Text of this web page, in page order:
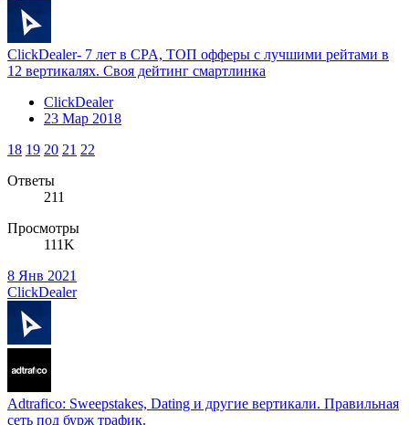
ClickDealer- 7 лет в CPA, ТОП офферы с лучшими рейтами в
12 вертикалях. Своя дейтинг смартлинка
ClickDealer
23 Мар 2018
18 19 20 21 22
Ответы
211
Просмотры
111K
8 Янв 2021
ClickDealer
Adtrafico: Sweepstakes, Dating и другие вертикали. Правильная
сеть под бурж трафик.